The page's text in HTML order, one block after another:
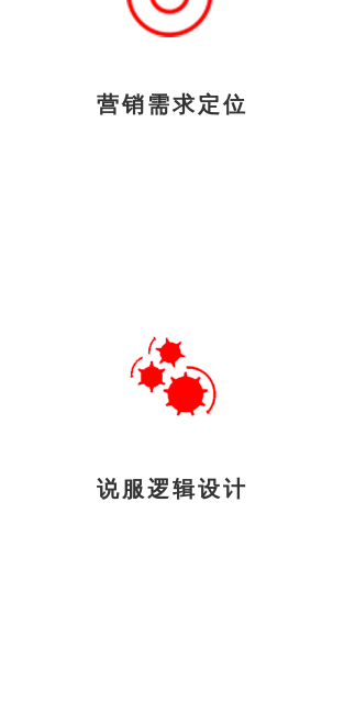
营销需求定位
说服逻辑设计